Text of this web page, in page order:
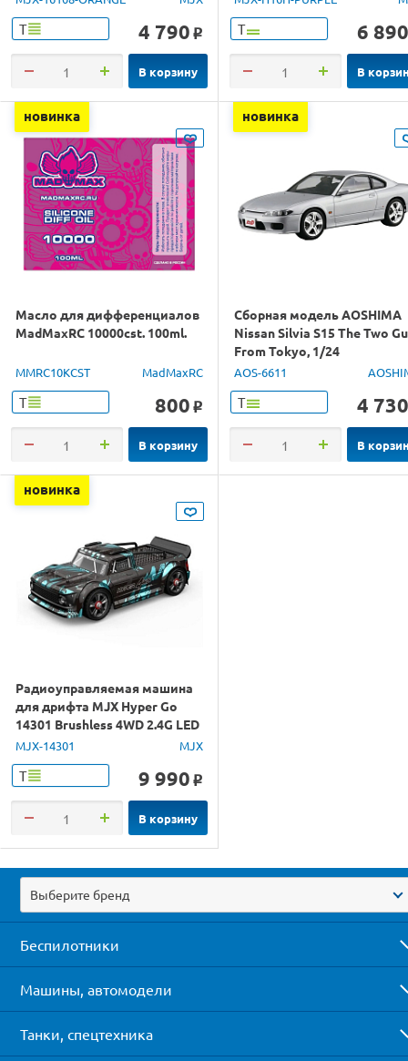
Т 4 790 o
В корзину
Т 6 890
В
новинка
Масло для дифференциалов
MadMaxRC 10000cst. 100ml.
MMRC10KCST MadMaxRC
Т 800 o
В корзину
новинка
Сборная модель AOSHIMA
Nissan Silvia S15 The Two
From Tokyo, 1/24
AOS-6611
Т 4 730
В
новинка
Радиоуправляемая машина
для дрифта MJX Hyper Go
14301 Brushless 4WD 2.4G LED
1/14 RTR
MJX-14301 MJX
Т 9 990 o
В корзину
Выберите бренд
Беспилотники
Машины, автомодели
Танки, спецтехника